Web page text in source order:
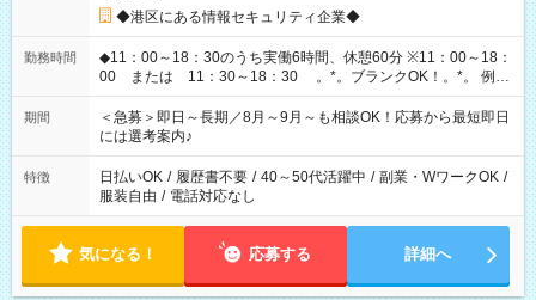
◆港区にある情報セキュリティ企業◆
勤務時間
◆11：00～18：30のうち実働6時間、休憩60分 ※11：00～18：
00 または 11：30～18：30 。*。ブランクOK！。*。 例え
ば前職が、 在宅/財団法人/事務/コールセンター/受付/販売/カフェ
スタッフ スイーツ販売/ホテルフロント/化粧品販売/など 様々な
業界から入社して活躍されています♪
期間
＜急募＞即日～長期／8月～9月～も相談OK！応募から最短即日
には選考案内♪
特徴 日払いOK / 履歴書不要 / 40～50代活躍中 / 副業・WワークOK /
服装自由 / 電話対応なし
気になる！ 応募する 詳細へ